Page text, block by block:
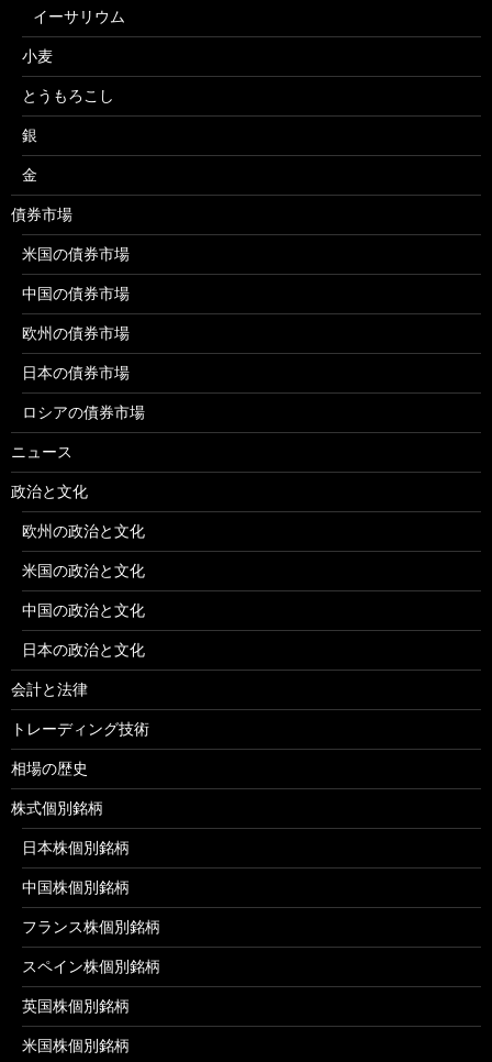
イーサリウム
小麦
とうもろこし
銀
金
債券市場
米国の債券市場
中国の債券市場
欧州の債券市場
日本の債券市場
ロシアの債券市場
ニュース
政治と文化
欧州の政治と文化
米国の政治と文化
中国の政治と文化
日本の政治と文化
会計と法律
トレーディング技術
相場の歴史
株式個別銘柄
日本株個別銘柄
中国株個別銘柄
フランス株個別銘柄
スペイン株個別銘柄
英国株個別銘柄
米国株個別銘柄